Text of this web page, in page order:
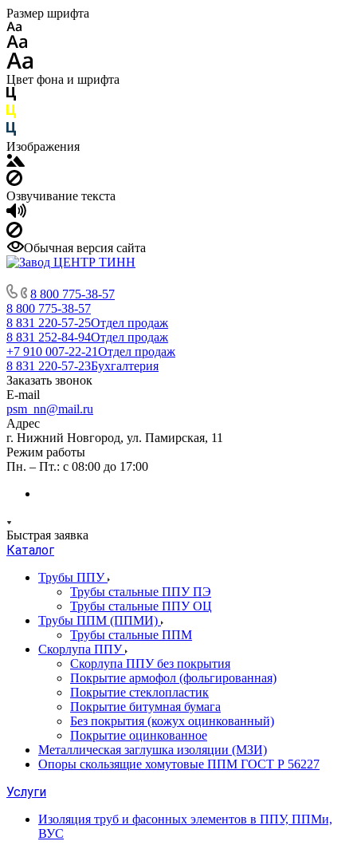
Размер шрифта
Цвет фона и шрифта
Изображения
Озвучивание текста
Обычная версия сайта
8 800 775-38-57
8 800 775-38-57
8 831 220-57-25Отдел продаж
8 831 252-84-94Отдел продаж
+7 910 007-22-21Отдел продаж
8 831 220-57-23Бухгалтерия
Заказать звонок
E-mail
psm_nn@mail.ru
Адрес
г. Нижний Новгород, ул. Памирская, 11
Режим работы
Пн. – Пт.: с 08:00 до 17:00
Быстрая заявка
Каталог
Трубы ППУ
Трубы стальные ППУ ПЭ
Трубы стальные ППУ ОЦ
Трубы ППМ (ППМИ)
Трубы стальные ППМ
Скорлупа ППУ
Скорлупа ППУ без покрытия
Покрытие армофол (фольгированная)
Покрытие стеклопластик
Покрытие битумная бумага
Без покрытия (кожух оцинкованный)
Покрытие оцинкованное
Металлическая заглушка изоляции (МЗИ)
Опоры скользящие хомутовые ППМ ГОСТ Р 56227
Услуги
Изоляция труб и фасонных элементов в ППУ, ППМи,
ВУС